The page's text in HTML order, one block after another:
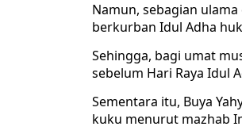
Namun, sebagian
berkurban Idul Adha
Sehingga, bagi umat
sebelum Hari Raya Idul
Sementara itu, Buya
kuku menurut mazhab